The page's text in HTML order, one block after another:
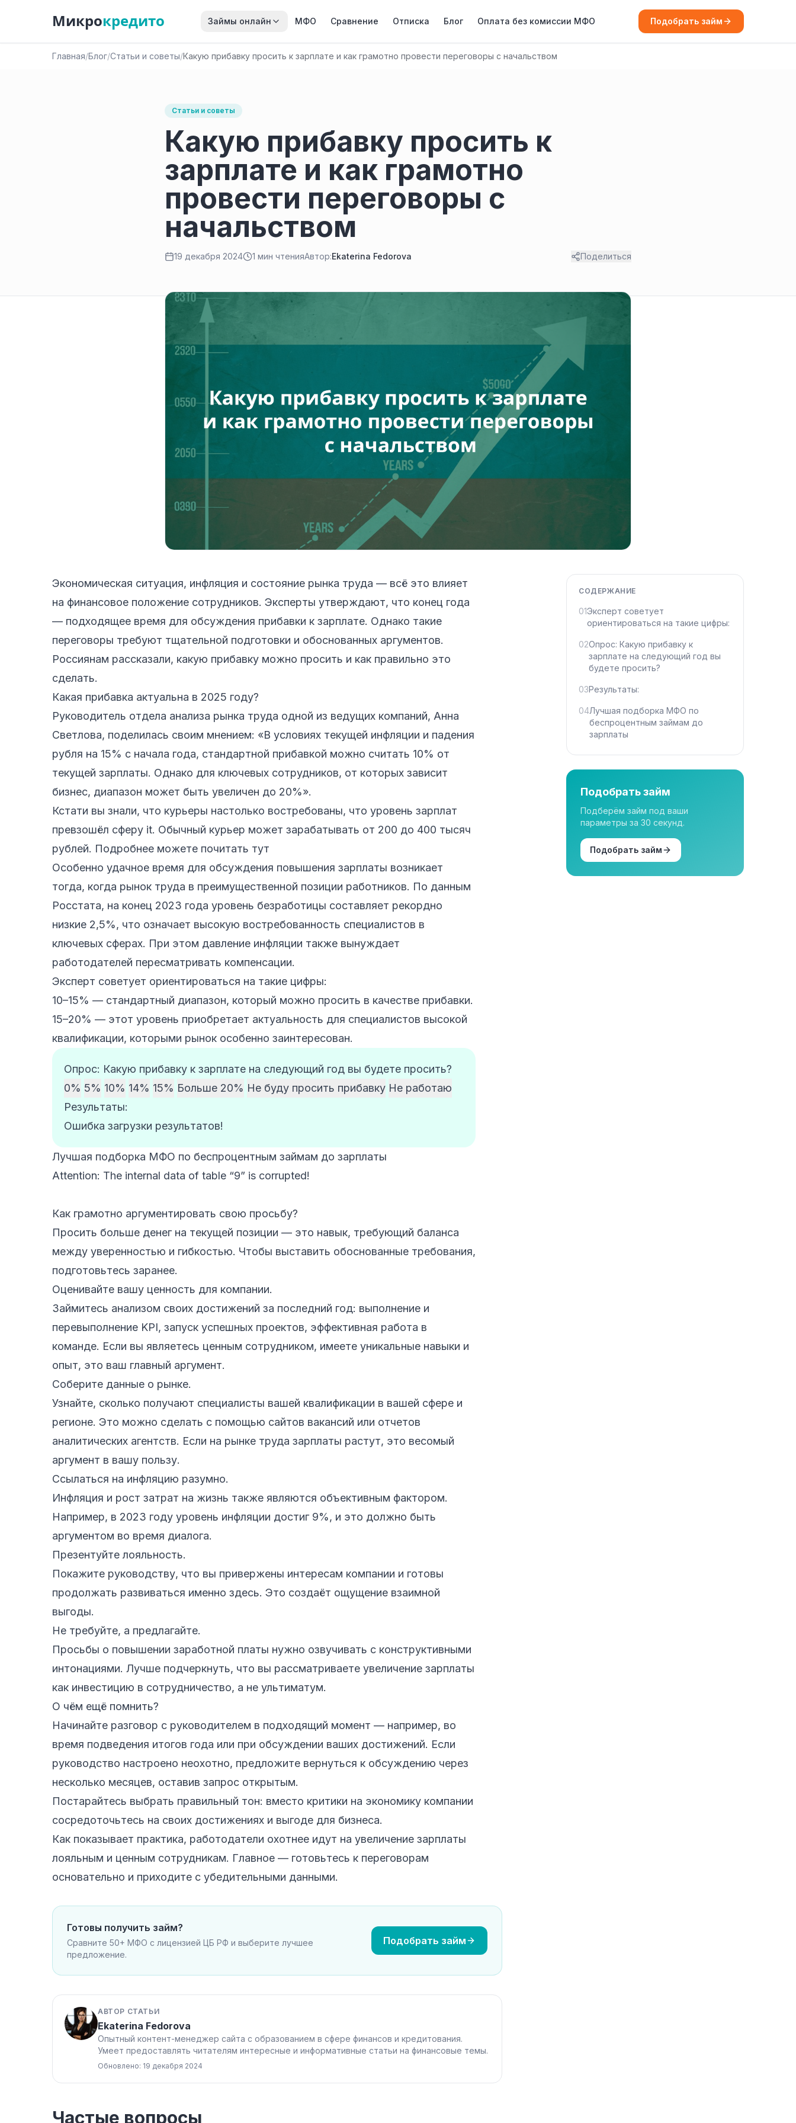
Микрокредито Займы онлайн МФО Сравнение Отписка Блог Оплата без комиссии МФО Подобрать займ
Главная/Блог/Статьи и советы/Какую прибавку просить к зарплате и как грамотно провести переговоры с начальством
Статьи и советы
Какую прибавку просить к
зарплате и как грамотно
провести переговоры с
начальством
19 декабря 2024 1 мин чтенияАвтор:Ekaterina Fedorova Поделиться
Экономическая ситуация, инфляция и состояние рынка труда — всё это влияет
на финансовое положение сотрудников. Эксперты утверждают, что конец года
— подходящее время для обсуждения прибавки к зарплате. Однако такие
переговоры требуют тщательной подготовки и обоснованных аргументов.
Россиянам рассказали, какую прибавку можно просить и как правильно это
сделать.
Какая прибавка актуальна в 2025 году?
Руководитель отдела анализа рынка труда одной из ведущих компаний, Анна
Светлова, поделилась своим мнением: «В условиях текущей инфляции и падения
рубля на 15% с начала года, стандартной прибавкой можно считать 10% от
текущей зарплаты. Однако для ключевых сотрудников, от которых зависит
бизнес, диапазон может быть увеличен до 20%».
Кстати вы знали, что курьеры настолько востребованы, что уровень зарплат
превзошёл сферу it. Обычный курьер может зарабатывать от 200 до 400 тысяч
рублей. Подробнее можете почитать тут
Особенно удачное время для обсуждения повышения зарплаты возникает
тогда, когда рынок труда в преимущественной позиции работников. По данным
Росстата, на конец 2023 года уровень безработицы составляет рекордно
низкие 2,5%, что означает высокую востребованность специалистов в
ключевых сферах. При этом давление инфляции также вынуждает
работодателей пересматривать компенсации.
Эксперт советует ориентироваться на такие цифры:
10–15% — стандартный диапазон, который можно просить в качестве прибавки.
15–20% — этот уровень приобретает актуальность для специалистов высокой
квалификации, которыми рынок особенно заинтересован.
Опрос: Какую прибавку к зарплате на следующий год вы будете просить?
0% 5% 10% 14% 15% Больше 20% Не буду просить прибавку Не работаю
Результаты:
Ошибка загрузки результатов!
Лучшая подборка МФО по беспроцентным займам до зарплаты
Attention: The internal data of table “9” is corrupted!
Как грамотно аргументировать свою просьбу?
Просить больше денег на текущей позиции — это навык, требующий баланса
между уверенностью и гибкостью. Чтобы выставить обоснованные требования,
подготовьтесь заранее.
Оценивайте вашу ценность для компании.
Займитесь анализом своих достижений за последний год: выполнение и
перевыполнение KPI, запуск успешных проектов, эффективная работа в
команде. Если вы являетесь ценным сотрудником, имеете уникальные навыки и
опыт, это ваш главный аргумент.
Соберите данные о рынке.
Узнайте, сколько получают специалисты вашей квалификации в вашей сфере и
регионе. Это можно сделать с помощью сайтов вакансий или отчетов
аналитических агентств. Если на рынке труда зарплаты растут, это весомый
аргумент в вашу пользу.
Ссылаться на инфляцию разумно.
Инфляция и рост затрат на жизнь также являются объективным фактором.
Например, в 2023 году уровень инфляции достиг 9%, и это должно быть
аргументом во время диалога.
Презентуйте лояльность.
Покажите руководству, что вы привержены интересам компании и готовы
продолжать развиваться именно здесь. Это создаёт ощущение взаимной
выгоды.
Не требуйте, а предлагайте.
Просьбы о повышении заработной платы нужно озвучивать с конструктивными
интонациями. Лучше подчеркнуть, что вы рассматриваете увеличение зарплаты
как инвестицию в сотрудничество, а не ультиматум.
О чём ещё помнить?
Начинайте разговор с руководителем в подходящий момент — например, во
время подведения итогов года или при обсуждении ваших достижений. Если
руководство настроено неохотно, предложите вернуться к обсуждению через
несколько месяцев, оставив запрос открытым.
Постарайтесь выбрать правильный тон: вместо критики на экономику компании
сосредоточьтесь на своих достижениях и выгоде для бизнеса.
Как показывает практика, работодатели охотнее идут на увеличение зарплаты
лояльным и ценным сотрудникам. Главное — готовьтесь к переговорам
основательно и приходите с убедительными данными.
Готовы получить займ?
Сравните 50+ МФО с лицензией ЦБ РФ и выберите лучшее
предложение.
Подобрать займ
АВТОР СТАТЬИ
Ekaterina Fedorova
Опытный контент-менеджер сайта с образованием в сфере финансов и кредитования.
Умеет предоставлять читателям интересные и информативные статьи на финансовые темы.
Обновлено: 19 декабря 2024
Частые вопросы
СОДЕРЖАНИЕ
01Эксперт советует
ориентироваться на такие цифры:
02Опрос: Какую прибавку к
зарплате на следующий год вы
будете просить?
03Результаты:
04Лучшая подборка МФО по
беспроцентным займам до
зарплаты
Подобрать займ
Подберём займ под ваши
параметры за 30 секунд.
Подобрать займ